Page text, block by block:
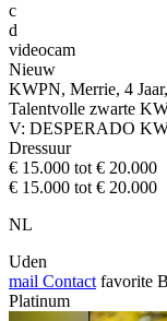
c
d
videocam
Nieuw
KWPN, Merrie, 4
Talentvolle zwarte
V: DESPERADO
Dressuur
€ 15.000 tot € 20.000
€ 15.000 tot € 20.000
NL
Uden
mail Contact favorite
Platinum